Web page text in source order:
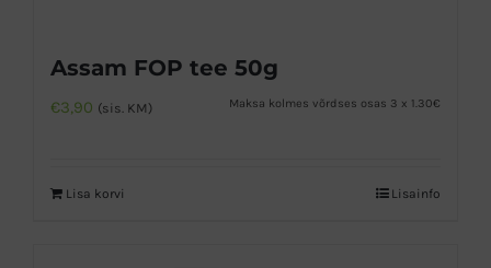
Assam FOP tee 50g
€3,90 (sis. KM) Maksa kolmes võrdses osas 3 x 1.30€
Lisa korvi Lisainfo